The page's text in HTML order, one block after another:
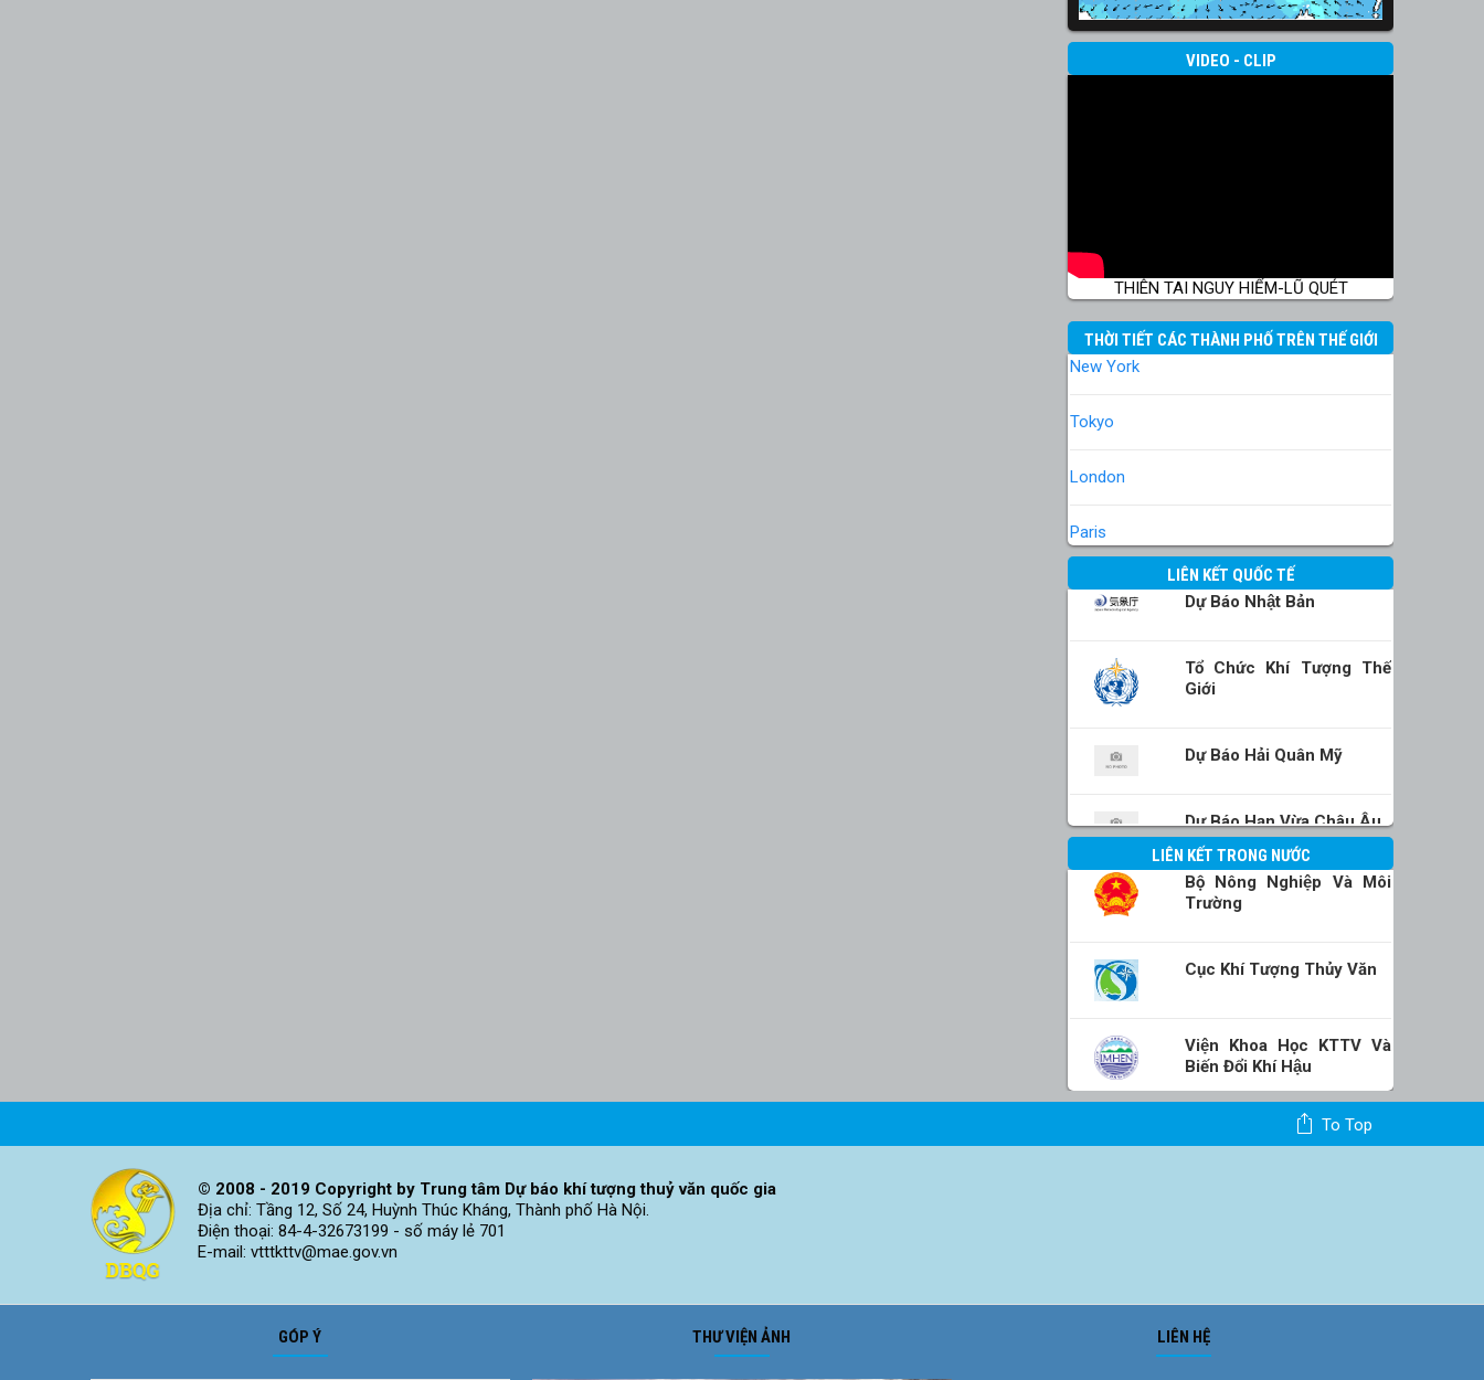
VIDEO - CLIP
THIÊN TAI NGUY HIỂM-LŨ QUÉT
THỜI TIẾT CÁC THÀNH PHỐ TRÊN THẾ GIỚI
New York
Tokyo
London
Paris
LIÊN KẾT QUỐC TẾ
Dự Báo Nhật Bản
Tổ Chức Khí Tượng Thế
Giới
Dự Báo Hải Quân Mỹ
Dự Báo Hạn Vừa Châu Âu
LIÊN KẾT TRONG NƯỚC
Bộ Nông Nghiệp Và Môi
Trường
Cục Khí Tượng Thủy Văn
Viện Khoa Học KTTV Và
Biến Đổi Khí Hậu
To Top
© 2008 - 2019 Copyright by Trung tâm Dự báo khí tượng thuỷ văn quốc gia
Địa chỉ: Tầng 12, Số 24, Huỳnh Thúc Kháng, Thành phố Hà Nội.
Điện thoại: 84-4-32673199 - số máy lẻ 701
E-mail: vtttkttv@mae.gov.vn
GÓP Ý THƯ VIỆN ẢNH LIÊN HỆ